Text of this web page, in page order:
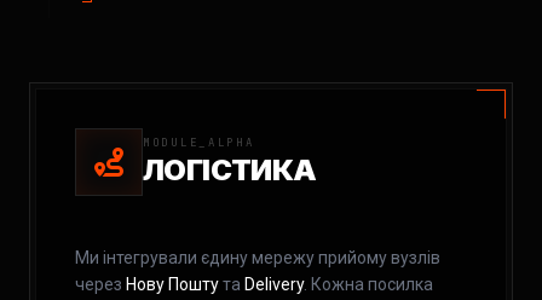
MODULE_ALPHA
ЛОГІСТИКА
Ми інтегрували єдину мережу прийому вузлів
через Нову Поштута Delivery. Кожна посилка